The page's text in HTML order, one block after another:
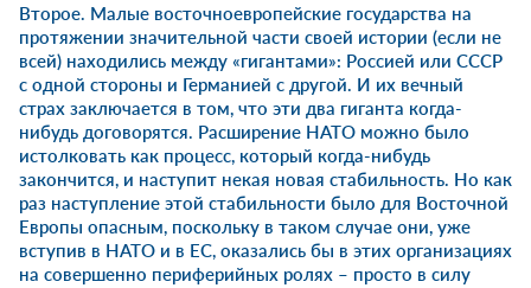
Второе. Малые восточноевропейские государства на
протяжении значительной части своей истории (если не
всей) находились между «гигантами»: Россией или СССР
с одной стороны и Германией с другой. И их вечный
страх заключается в том, что эти два гиганта когда-
нибудь договорятся. Расширение НАТО можно было
истолковать как процесс, который когда-нибудь
закончится, и наступит некая новая стабильность. Но как
раз наступление этой стабильности было для Восточной
Европы опасным, поскольку в таком случае они, уже
вступив в НАТО и в ЕС, оказались бы в этих организациях
на совершенно периферийных ролях – просто в силу